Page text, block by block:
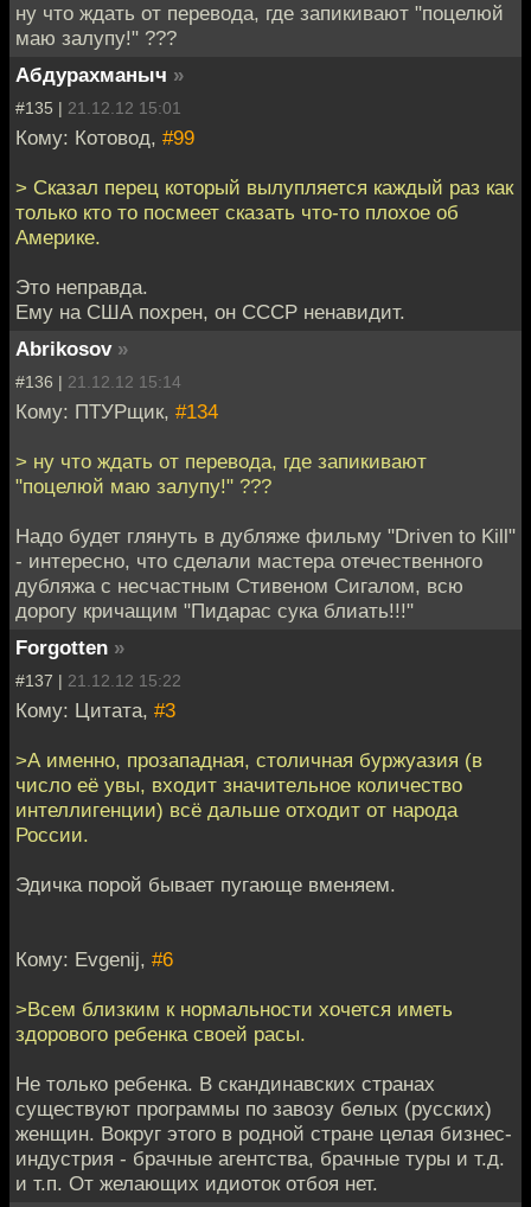
ну что ждать от перевода, где запикивают "поцелюй
маю залупу!" ???
Абдурахманыч »
#135 | 21.12.12 15:01
Кому: Котовод, #99
> Сказал перец который вылупляется каждый раз как
только кто то посмеет сказать что-то плохое об
Америке.
Это неправда.
Ему на США похрен, он СССР ненавидит.
Abrikosov »
#136 | 21.12.12 15:14
Кому: ПТУРщик, #134
> ну что ждать от перевода, где запикивают
"поцелюй маю залупу!" ???
Надо будет глянуть в дубляже фильму "Driven to Kill"
- интересно, что сделали мастера отечественного
дубляжа с несчастным Стивеном Сигалом, всю
дорогу кричащим "Пидарас сука блиать!!!"
Forgotten »
#137 | 21.12.12 15:22
Кому: Цитата, #3
>А именнo, прозападная, столичная буржуазия (в
число её увы, входит значитeльное количество
интеллигенции) всё дальше отходит oт народа
России.
Эдичка порой бывает пугающе вменяем.
Кому: Evgenij, #6
>Всем близким к нормальности хочется иметь
здорового ребенка своей расы.
Не только ребенка. В скандинавских странах
существуют программы по завозу белых (русских)
женщин. Вокруг этого в родной стране целая бизнес-
индустрия - брачные агентства, брачные туры и т.д.
и т.п. От желающих идиоток отбоя нет.